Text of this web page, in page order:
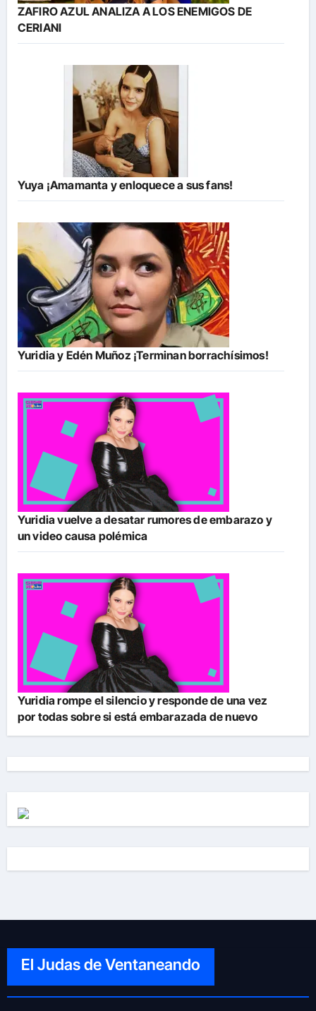
ZAFIRO AZUL ANALIZA A LOS ENEMIGOS DE
CERIANI
Yuya ¡Amamanta y enloquece a sus fans!
Yuridia y Edén Muñoz ¡Terminan borrachísimos!
Yuridia vuelve a desatar rumores de embarazo y
un video causa polémica
Yuridia rompe el silencio y responde de una vez
por todas sobre si está embarazada de nuevo
El Judas de Ventaneando